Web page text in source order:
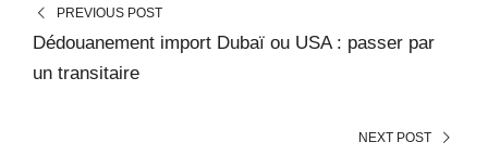
PREVIOUS POST
Dédouanement import Dubaï ou USA : passer par
un transitaire
NEXT POST